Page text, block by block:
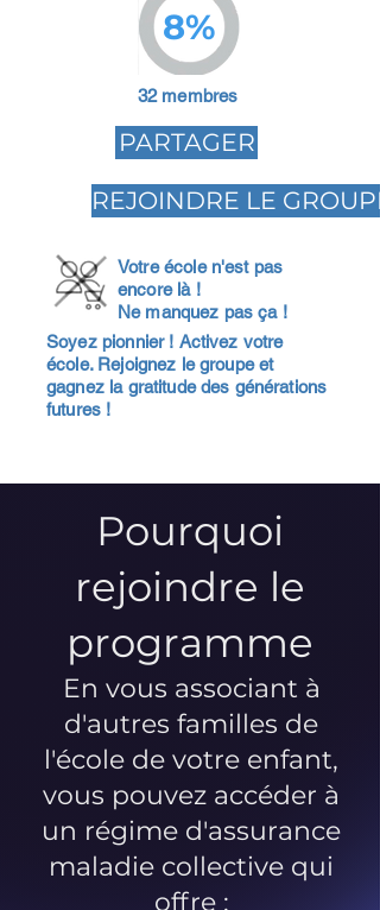
8%
32 membres
PARTAGER
REJOINDRE LE GROUPE
Votre école n'est pas
encore là !
Ne manquez pas ça !
Soyez pionnier ! Activez votre
école. Rejoignez le groupe et
gagnez la gratitude des générations
futures !
Pourquoi
rejoindre le
programme
En vous associant à
d'autres familles de
l'école de votre enfant,
vous pouvez accéder à
un régime d'assurance
maladie collective qui
offre :